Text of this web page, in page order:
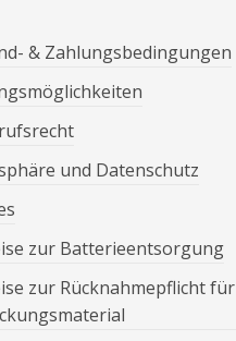
& Zahlungsbedingungen
und Datenschutz
zur Batterieentsorgung
zur Rücknahmepflicht für